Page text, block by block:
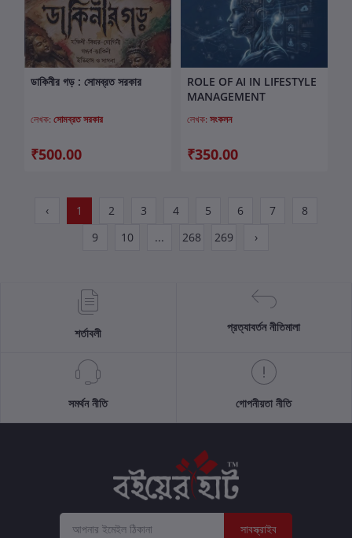
কার্টে যোগ করুন
ডাকিনীর গড় : সোমব্রত সরকার
লেখক: সোমব্রত সরকার
₹500.00
কার্টে যোগ করুন
ROLE OF AI IN LIFESTYLE
MANAGEMENT
লেখক: সংকলন
₹350.00
‹ 1 2 3 4 5 6 7
8
9
10 ... 268 269 ›
শর্তাবলী প্রত্যাবর্তন নীতিমালা
সমর্থন নীতি গোপনীয়তা নীতি
সাবস্ক্রাইব